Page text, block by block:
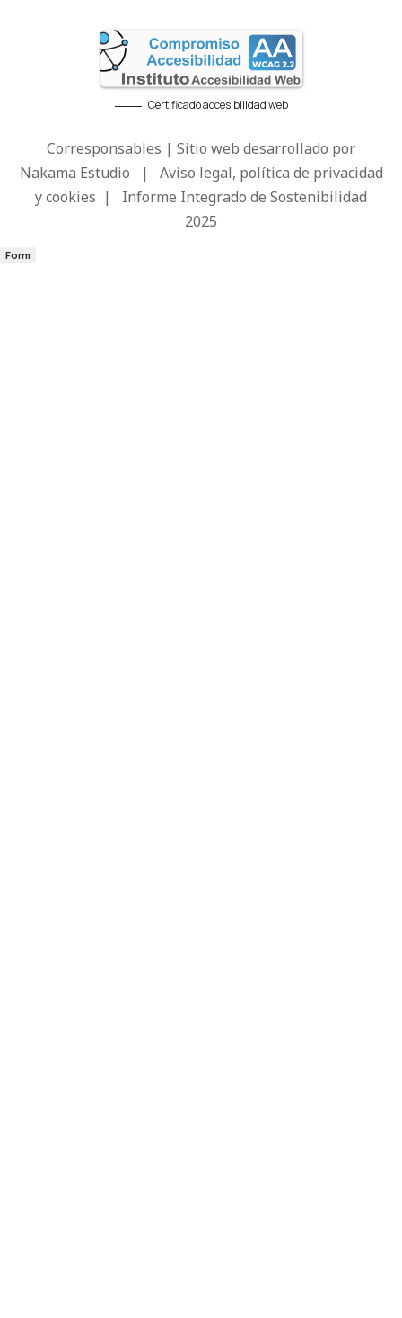
Certificado accesibilidad web
Corresponsables | Sitio web desarrollado por
Nakama Estudio | Aviso legal, política de privacidad
y cookies | Informe Integrado de Sostenibilidad
2025
Form